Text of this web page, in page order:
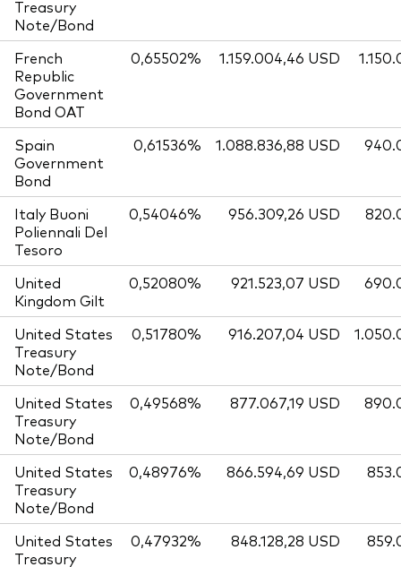
Treasury
Note/Bond
French
Republic
Government
Bond OAT
0,65502% 1.159.004,46 USD
Spain
Government
Bond
0,61536% 1.088.836,88 USD
Italy Buoni
Poliennali Del
Tesoro
0,54046% 956.309,26 USD
United
Kingdom Gilt
0,52080% 921.523,07 USD
United States
Treasury
Note/Bond
0,51780% 916.207,04 USD
United States
Treasury
Note/Bond
0,49568% 877.067,19 USD
United States
Treasury
Note/Bond
0,48976% 866.594,69 USD
United States
Treasury
0,47932% 848.128,28 USD